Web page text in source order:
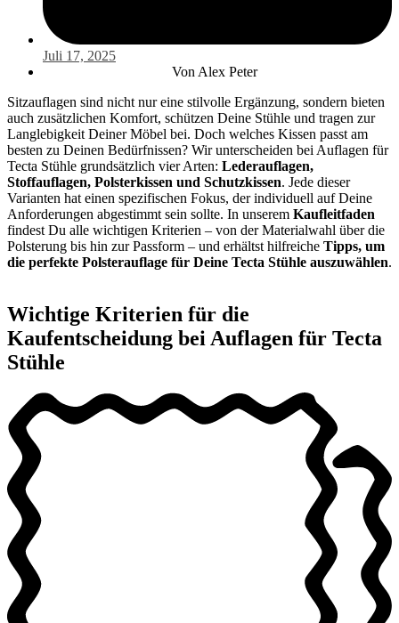
Juli 17, 2025
Von Alex Peter
Sitzauflagen sind nicht nur eine stilvolle Ergänzung, sondern bieten
auch zusätzlichen Komfort, schützen Deine Stühle und tragen zur
Langlebigkeit Deiner Möbel bei. Doch welches Kissen passt am
besten zu Deinen Bedürfnissen? Wir unterscheiden bei Auflagen für
Tecta Stühle grundsätzlich vier Arten: Lederauflagen,
Stoffauflagen, Polsterkissen und Schutzkissen. Jede dieser
Varianten hat einen spezifischen Fokus, der individuell auf Deine
Anforderungen abgestimmt sein sollte. In unserem Kaufleitfaden
findest Du alle wichtigen Kriterien – von der Materialwahl über die
Polsterung bis hin zur Passform – und erhältst hilfreiche Tipps, um
die perfekte Polsterauflage für Deine Tecta Stühle auszuwählen.
Wichtige Kriterien für die
Kaufentscheidung bei Auflagen für Tecta
Stühle